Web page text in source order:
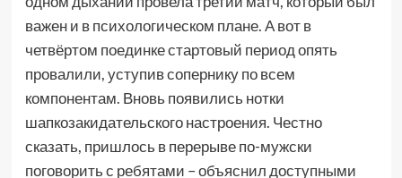
важен и в психологическом плане. А вот в
четвёртом поединке стартовый период опять
провалили, уступив сопернику по всем
компонентам. Вновь появились нотки
шапкозакидательского настроения. Честно
сказать, пришлось в перерыве по-мужски
поговорить с ребятами – объяснил доступными